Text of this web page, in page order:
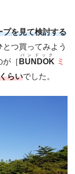
プを見て検討する
とつ買ってみよう
が［ BUNDOK
バンドック
ミ
らいでした。